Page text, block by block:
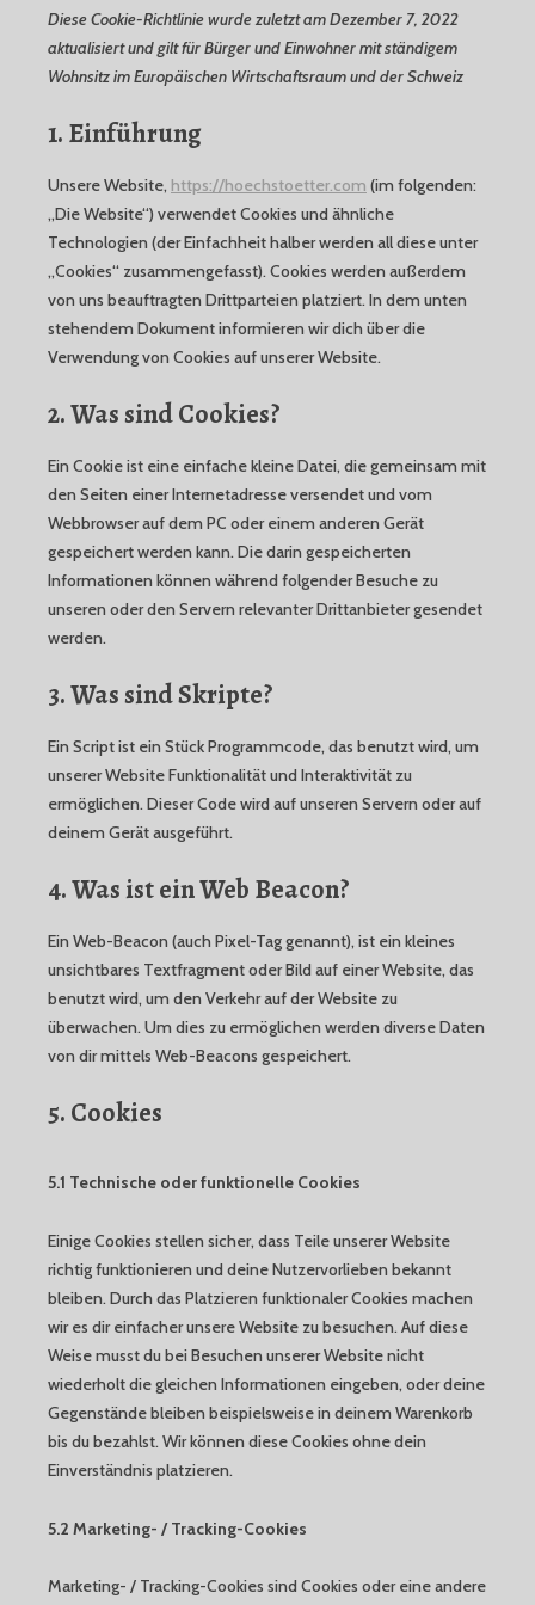
UND SCHULUNG
Diese Cookie-Richtlinie wurde zuletzt am Dezember 7, 2022
aktualisiert und gilt für Bürger und Einwohner mit ständigem
Wohnsitz im Europäischen Wirtschaftsraum und der Schweiz
1. Einführung
Unsere Website, https://hoechstoetter.com (im folgenden:
„Die Website“) verwendet Cookies und ähnliche
Technologien (der Einfachheit halber werden all diese unter
„Cookies“ zusammengefasst). Cookies werden außerdem
von uns beauftragten Drittparteien platziert. In dem unten
stehendem Dokument informieren wir dich über die
Verwendung von Cookies auf unserer Website.
2. Was sind Cookies?
Ein Cookie ist eine einfache kleine Datei, die gemeinsam mit
den Seiten einer Internetadresse versendet und vom
Webbrowser auf dem PC oder einem anderen Gerät
gespeichert werden kann. Die darin gespeicherten
Informationen können während folgender Besuche zu
unseren oder den Servern relevanter Drittanbieter gesendet
werden.
3. Was sind Skripte?
Ein Script ist ein Stück Programmcode, das benutzt wird, um
unserer Website Funktionalität und Interaktivität zu
ermöglichen. Dieser Code wird auf unseren Servern oder auf
deinem Gerät ausgeführt.
4. Was ist ein Web Beacon?
Ein Web-Beacon (auch Pixel-Tag genannt), ist ein kleines
unsichtbares Textfragment oder Bild auf einer Website, das
benutzt wird, um den Verkehr auf der Website zu
überwachen. Um dies zu ermöglichen werden diverse Daten
von dir mittels Web-Beacons gespeichert.
5. Cookies
5.1 Technische oder funktionelle Cookies
Einige Cookies stellen sicher, dass Teile unserer Website
richtig funktionieren und deine Nutzervorlieben bekannt
bleiben. Durch das Platzieren funktionaler Cookies machen
wir es dir einfacher unsere Website zu besuchen. Auf diese
Weise musst du bei Besuchen unserer Website nicht
wiederholt die gleichen Informationen eingeben, oder deine
Gegenstände bleiben beispielsweise in deinem Warenkorb
bis du bezahlst. Wir können diese Cookies ohne dein
Einverständnis platzieren.
5.2 Marketing- / Tracking-Cookies
Marketing- / Tracking-Cookies sind Cookies oder eine andere